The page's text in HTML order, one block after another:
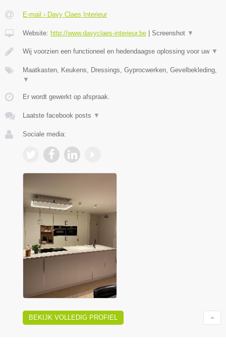
E-mail › Davy Claes Interieur
Website: http://www.davyclaes-interieur.be | Screenshot ▼
Wij voorzien een functioneel en hedendaagse oplossing voor uw ▼
Maatkasten, Keukens, Dressings, Gyprocwerken, Gevelbekleding,
▼
Er wordt gewerkt op afspraak.
Laatste facebook posts ▼
Sociale media:
BEKIJK VOLLEDIG PROFIEL